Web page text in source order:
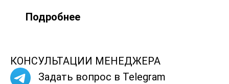
Подробнее
КОНСУЛЬТАЦИИ МЕНЕДЖЕРА
Задать вопрос в Telegram